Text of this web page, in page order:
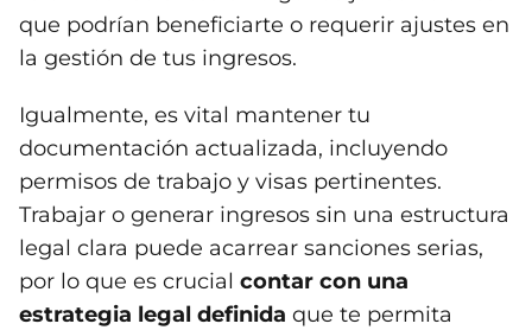
que podrían beneficiarte o requerir ajustes en
la gestión de tus ingresos.
Igualmente, es vital mantener tu
documentación actualizada, incluyendo
permisos de trabajo y visas pertinentes.
Trabajar o generar ingresos sin una estructura
legal clara puede acarrear sanciones serias,
por lo que es crucial contar con una
estrategia legal definida que te permita